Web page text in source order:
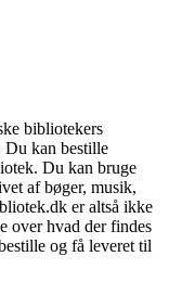
bibliotekers
Du kan bestille
Du kan bruge
af bøger, musik,
er altså ikke
over hvad der findes
og få leveret til